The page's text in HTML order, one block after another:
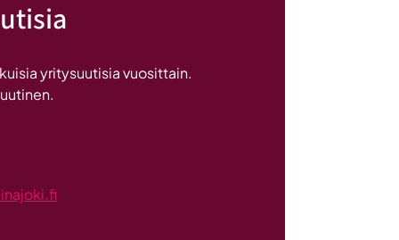
investointi
yritysuutisia vuosittain.